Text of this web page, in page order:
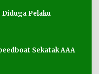
Diduga Pelaku
Sekatak AAA